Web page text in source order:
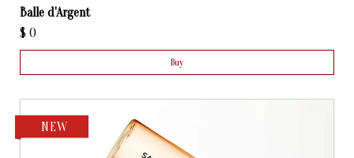
Balle d'Argent
$ 0
Buy
NEW